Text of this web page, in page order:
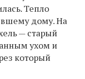
Тепло
дому. На
— старый
ухом и
который